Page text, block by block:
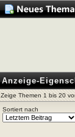
Anzeige-
Zeige Themen 1 bis 20
Sortiert nach